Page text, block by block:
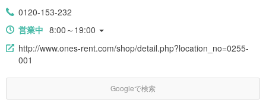
0120-153-232
営業中 8:00～19:00
http://www.ones-rent.com/shop/detail.php?location_no=0255-
001
Googleで検索